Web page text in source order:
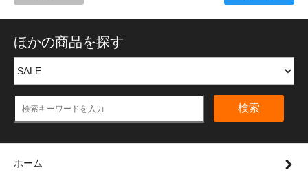
ほかの商品を探す
検索
ホーム